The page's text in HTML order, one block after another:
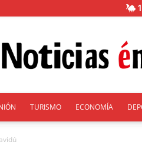
Énfasis
TURISMO ECONOMÍA